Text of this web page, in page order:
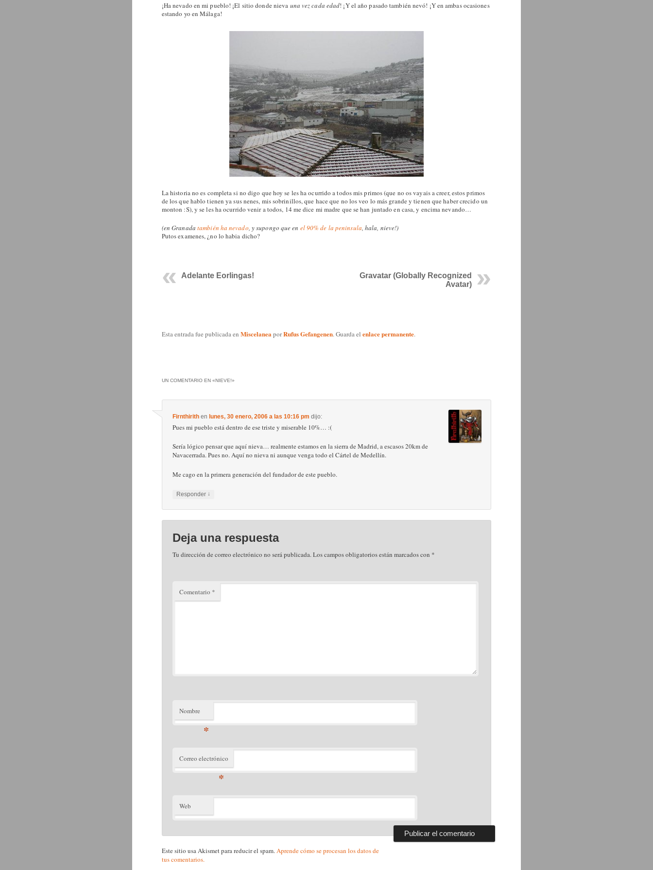
¡Ha nevado en mi pueblo! ¡El sitio donde nieva una vez cada edad! ¡Y el año pasado también nevó! ¡Y en ambas ocasiones
estando yo en Málaga!
La historia no es completa si no digo que hoy se les ha ocurrido a todos mis primos (que no os vayais a creer, estos primos
de los que hablo tienen ya sus nenes, mis sobrinillos, que hace que no los veo lo más grande y tienen que haber crecido un
monton :S), y se les ha ocurrido venir a todos, 14 me dice mi madre que se han juntado en casa, y encima nevando…
(en Granada también ha nevado, y supongo que en el 90% de la peninsula, hala, nieve!)
Putos examenes, ¿no lo habia dicho?
Adelante Eorlingas!
Gravatar (Globally Recognized
Avatar)
Esta entrada fue publicada en MiscelaneaporRufus Gefangenen. Guarda el enlace permanente.
UN COMENTARIO EN «NIEVE!»
Firnthirithen lunes, 30 enero, 2006 a las 10:16 pm dijo:
Pues mi pueblo está dentro de ese triste y miserable 10%… :(
Sería lógico pensar que aquí nieva… realmente estamos en la sierra de Madrid, a escasos 20km de
Navacerrada. Pues no. Aquí no nieva ni aunque venga todo el Cártel de Medellín.
Me cago en la primera generación del fundador de este pueblo.
Responder ↓
Deja una respuesta
Tu dirección de correo electrónico no será publicada.Los campos obligatorios están marcados con *
Comentario *
Nombre
*
Correo electrónico
*
Web
Este sitio usa Akismet para reducir el spam.Aprende cómo se procesan los datos de
tus comentarios.